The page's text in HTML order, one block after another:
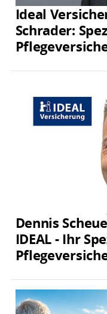
Ideal
Schrader:
Dennis
IDEAL - Ihr